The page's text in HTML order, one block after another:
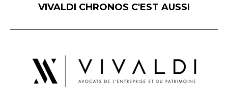
VIVALDI CHRONOS C'EST AUSSI